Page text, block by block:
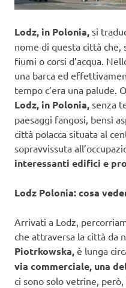
Lodz, in Polonia, si
nome di questa città che,
fiumi o corsi d’acqua.
una barca ed
tempo c’era una palude.
Lodz, in Polonia, senza
paesaggi fangosi, bensì
città polacca situata al
sopravvissuta
interessanti edifici e
Lodz Polonia: cosa
Arrivati a Lodz,
che attraversa la città da
Piotrkowska, è lunga
via commerciale, una
ci sono solo vetrine,